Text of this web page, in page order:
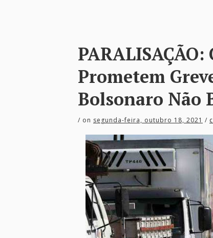
Prometem
Bolsonaro Não
/ on segunda-feira, outubro 18, 2021 /